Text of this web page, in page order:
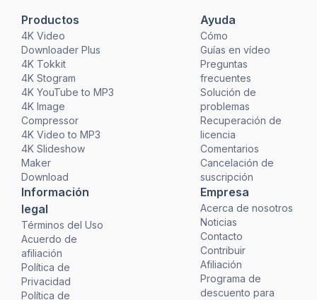
Productos
4K Video
Downloader Plus
4K Tokkit
4K Stogram
4K YouTube to MP3
4K Image
Compressor
4K Video to MP3
4K Slideshow
Maker
Download
Ayuda
Cómo
Guías en vídeo
Preguntas
frecuentes
Solución de
problemas
Recuperación de
licencia
Comentarios
Cancelación de
suscripción
Información
legal
Términos del Uso
Acuerdo de
afiliación
Política de
Privacidad
Política de
Empresa
Acerca de nosotros
Noticias
Contacto
Contribuir
Afiliación
Programa de
descuento para